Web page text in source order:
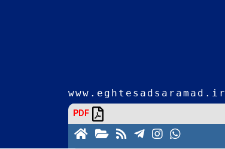
www.eghtesadsaramad.ir
PDF